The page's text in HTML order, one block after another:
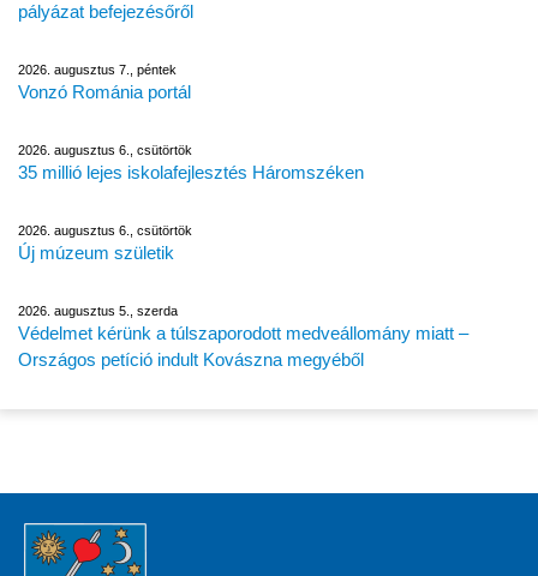
pályázat befejezésőről
2026. augusztus 7., péntek
Vonzó Románia portál
2026. augusztus 6., csütörtök
35 millió lejes iskolafejlesztés Háromszéken
2026. augusztus 6., csütörtök
Új múzeum születik
2026. augusztus 5., szerda
Védelmet kérünk a túlszaporodott medveállomány miatt –
Országos petíció indult Kovászna megyéből